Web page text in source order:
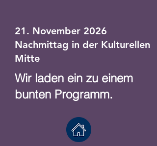
21. November 2026
Nachmittag in der Kulturellen
Mitte
Wir laden ein zu einem
bunten Programm.